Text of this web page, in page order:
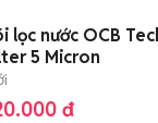
lọc nước OCB
5 Micron
đ